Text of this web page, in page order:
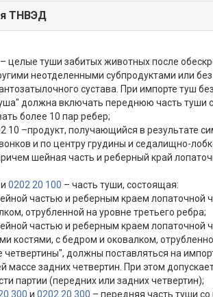
ТНВЭД
целые туши забитых животных после
неотделенными субпродуктами или
сустава. При импорте туш
должна включать переднюю часть туши
более 10 пар ребер;
10 –продукт, получающийся в результате
и по центру грудины и седалищно-
шейная часть и реберный край
и 0202 20 100 – часть туши, состоящая:
частью и реберным краем лопаточной
отрубленной на уровне третьего ребра;
частью и реберным краем лопаточной
костями, с бедром и оковалком,
должны поставляться на
задних четвертин. При этом
партии (передних или задних четвертин);
300 и 0202 20 300 – передняя часть туши